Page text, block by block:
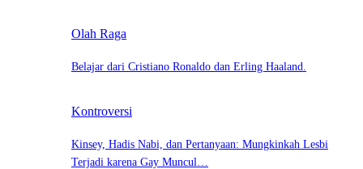
Olah Raga
Belajar dari Cristiano Ronaldo dan Erling Haaland.
Kontroversi
Kinsey, Hadis Nabi, dan Pertanyaan: Mungkinkah Lesbi
Terjadi karena Gay Muncul…